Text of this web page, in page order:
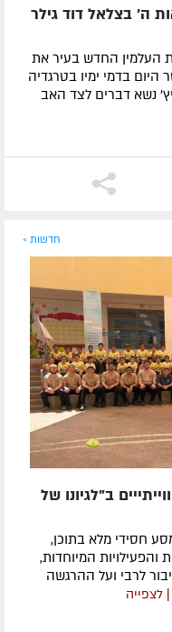
ה' בצלאל דוד גילר
העלמין החדש בעיר את
היום בדמי ימיו בטרגדיה
נשא דברים לצד האב
חדשות »
ב"לגיונו של
חסידי מלא בתוכן,
המיוחדות,
לרבי ועל ההרגשה
| לצפייה